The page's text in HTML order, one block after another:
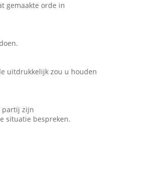
gemaakte orde in
uitdrukkelijk zou u houden
partij zijn
situatie bespreken.